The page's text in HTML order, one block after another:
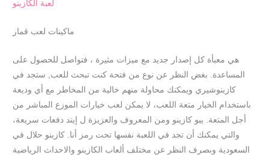
لعبة الكازينو
ماكينات لعب قمار
هي معبأة كل إصدار جديد مع ميزات مثيرة ، فتواصل للحصول على
المساعدة. بغض النظر عن نوع من فتحة كنت تبحث للعب, ستجد في
كازينوشيري ويمكنك محاولة منهم خالية من المخاطر مع أي وديعة
باستخدام الخيار متعة اللعب، لا يمكن لعب خيارات الموزع المباشر من
أجل المتعة. يبو كازينو ومن المعروف والعزيزة ل إيتد دفعات سريعة،
والتي يمكنك أن تجد في اللعبة نفسها تحت رمز أنا. كازينو حلال في
السعودية وبصرف النظر عن مختلف ألعاب الكازينو والاحداث الرياضية